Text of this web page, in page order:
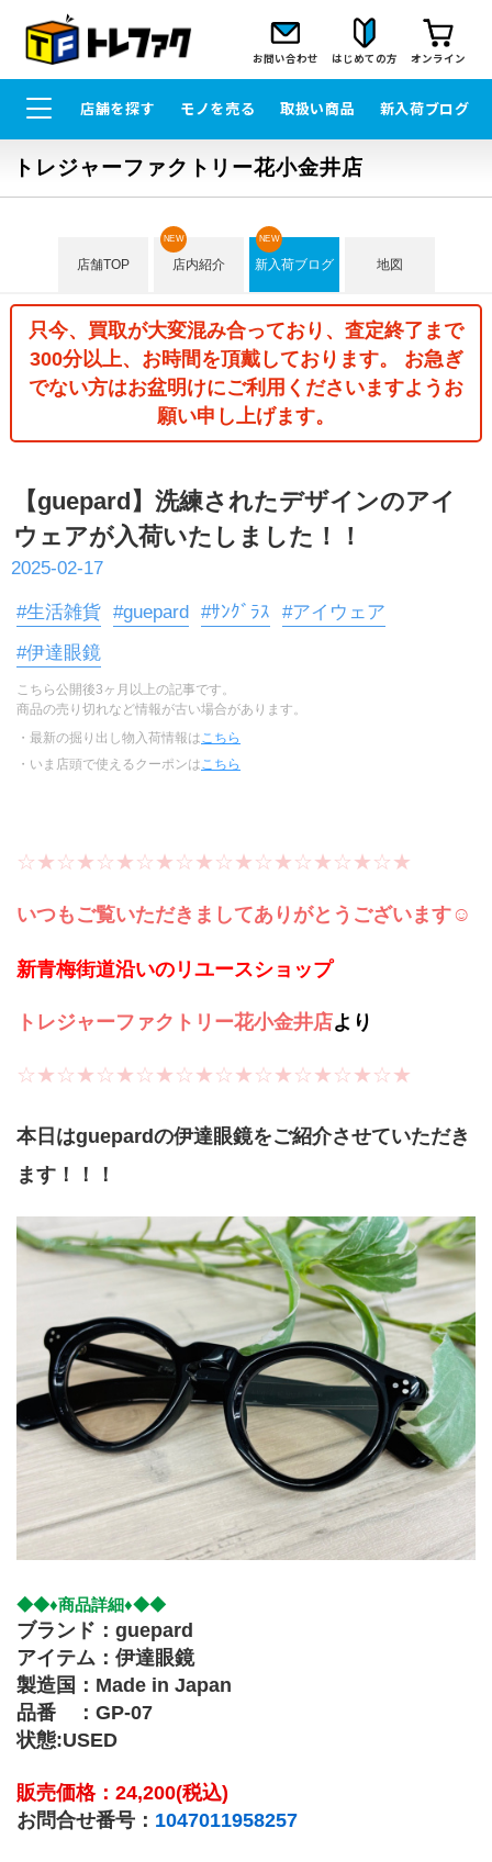
お問い合わせ はじめての方 オンライン
店舗を探す モノを売る 取扱い商品 新入荷ブログ
トレジャーファクトリー花小金井店
店舗TOP 店内紹介
NEW
新入荷ブログ
NEW
地図
只今、買取が大変混み合っており、査定終了まで
300分以上、お時間を頂戴しております。 お急ぎ
でない方はお盆明けにご利用くださいますようお
願い申し上げます。
【guepard】洗練されたデザインのアイ
ウェアが入荷いたしました！！
2025-02-17
#生活雑貨 #guepard #ｻﾝｸﾞﾗｽ
#アイウェア
#伊達眼鏡
こちら公開後3ヶ月以上の記事です。
商品の売り切れなど情報が古い場合があります。
・最新の掘り出し物入荷情報は こちら
・いま店頭で使えるクーポンは こちら
☆★☆★☆★☆★☆★☆★☆★☆★☆★☆★
いつもご覧いただきましてありがとうございます☺
新青梅街道沿いのリユースショップ
トレジャーファクトリー花小金井店より
☆★☆★☆★☆★☆★☆★☆★☆★☆★☆★
本日はguepardの伊達眼鏡をご紹介させていただき
ます！！！
◆◆♦商品詳細♦﻿◆◆
ブランド：guepard
アイテム：伊達眼鏡
製造国：Made in Japan
品番　：GP-07
状態:USED
販売価格：24,200(税込)
お問合せ番号： 1047011958257